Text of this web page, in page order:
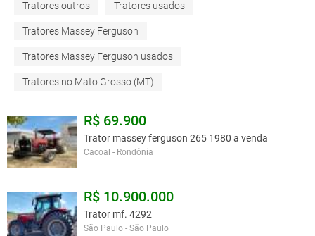
Tratores outros Tratores usados
Tratores Massey Ferguson
Tratores Massey Ferguson usados
Tratores no Mato Grosso (MT)
R$ 69.900
Trator massey ferguson 265 1980 a venda
Cacoal - Rondônia
R$ 10.900.000
Trator mf. 4292
São Paulo - São Paulo